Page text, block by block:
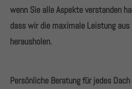
Drop us a line
info@yourdomain.com
Lorem ipsum dolor sit amet,
wenn Sie alle Aspekte verstanden
dass wir die maximale Leistung aus
herausholen.
Persönliche Beratung für jedes Dach